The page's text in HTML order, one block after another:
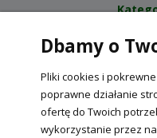
Internetowy sklep
NIP: 6090037061, REGON:
Dbamy o
Pliki cookies i
poprawne działanie
ofertę do Twoich
wykorzystanie przez